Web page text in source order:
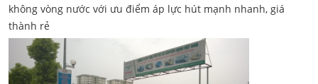
không vòng nước với ưu điểm áp lực hút mạnh nhanh, giá
thành rẻ